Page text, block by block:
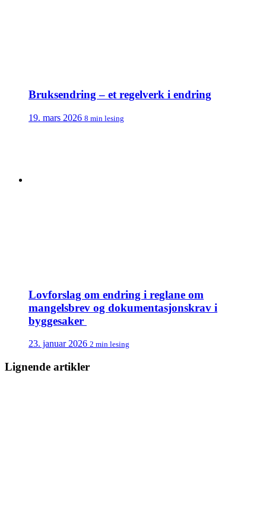
Bruksendring – et regelverk i endring
19. mars 2026 8 min lesing
Lovforslag om endring i reglane om
mangelsbrev og dokumentasjonskrav i
byggesaker
23. januar 2026 2 min lesing
Lignende artikler